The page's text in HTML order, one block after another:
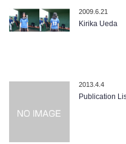
2009.6.21
Kirika Ueda
2013.4.4
Publication